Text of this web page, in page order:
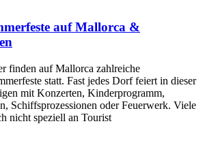
auf Mallorca &
finden auf Mallorca zahlreiche
statt. Fast jedes Dorf feiert in dieser
mit Konzerten, Kinderprogramm,
Schiffsprozessionen oder Feuerwerk. Viele
nicht speziell an Tourist